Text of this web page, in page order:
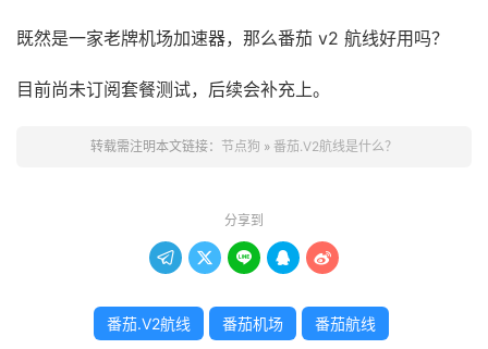
既然是一家老牌机场加速器，那么番茄 v2 航线好用吗？
目前尚未订阅套餐测试，后续会补充上。
转载需注明本文链接： 节点狗 » 番茄.V2航线是什么？
分享到
    
番茄.V2航线 番茄机场 番茄航线